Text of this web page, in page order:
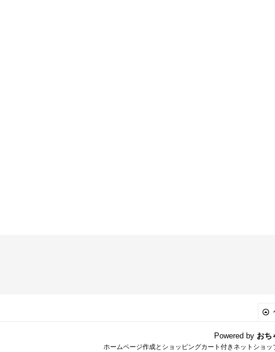
Powered by おち
ホームページ作成とショッピングカート付きネットショッ